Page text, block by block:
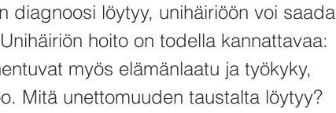
diagnoosi löytyy, unihäiriöön voi saada
hoito on todella kannattavaa:
myös elämänlaatu ja työkyky,
Mitä unettomuuden taustalta löytyy?